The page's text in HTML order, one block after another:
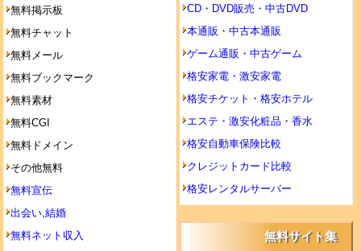
無料掲示板
無料チャット
無料メール
無料ブックマーク
無料素材
無料CGI
無料ドメイン
その他無料
無料宣伝
出会い,結婚
無料ネット収入
CD・DVD販売・中古DVD
本通販・中古本通販
ゲーム通販・中古ゲーム
格安家電・激安家電
格安チケット・格安ホテル
エステ・激安化粧品・香水
格安自動車保険比較
クレジットカード比較
格安レンタルサーバー
無料サイト集